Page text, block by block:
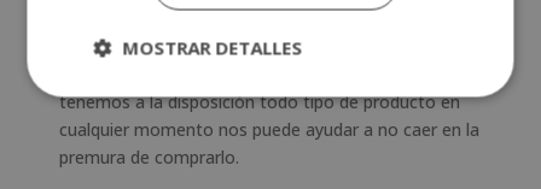
precios y reflexionar si es el mejor momento para
tenemos a la disposición todo tipo de producto en
cualquier momento nos puede ayudar a no caer en la
premura de comprarlo.
MOSTRAR DETALLES